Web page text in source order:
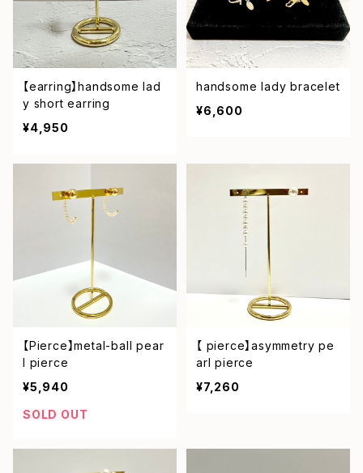
【earring】handsome lad
y short earring
¥4,950
handsome lady bracelet
¥6,600
【Pierce】metal-ball pear
l pierce
¥5,940
SOLD OUT
【 pierce】asymmetry pe
arl pierce
¥7,260